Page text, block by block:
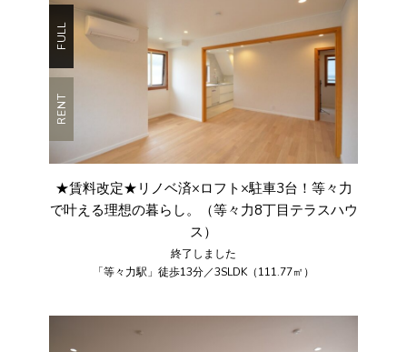
RENT
FULL
★賃料改定★リノベ済×ロフト×駐車3台！等々力
で叶える理想の暮らし。（等々力8丁目テラスハウ
ス）
終了しました
「等々力駅」徒歩13分／3SLDK（111.77㎡）